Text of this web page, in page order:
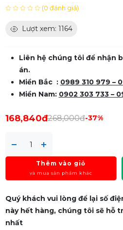
(0 đánh giá)
Lượt xem: 1164
Liên hệ chúng tôi để nhận
án.
Miền Bắc : 0989 310 979 –
Miền Nam: 0902 303 733 –
168,840đ268,000đ-37%
Thêm vào giỏ
và mua sản phẩm khác
Quý khách vui lòng để lại số
này hết hàng, chúng tôi sẽ hỗ
nhất